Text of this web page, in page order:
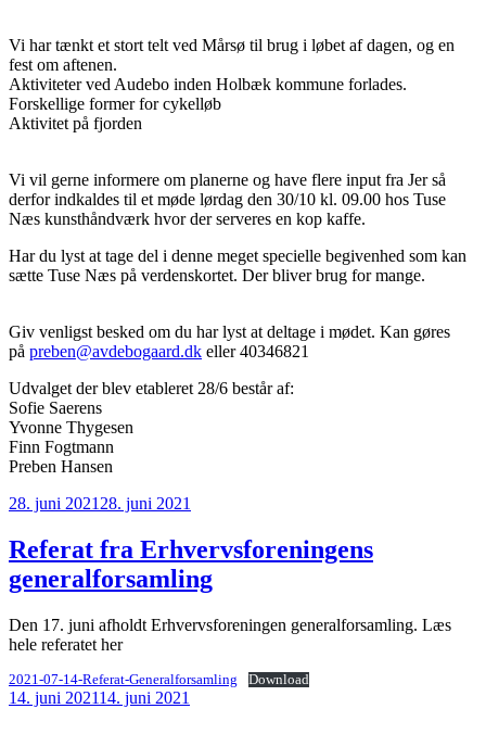
Vi har tænkt et stort telt ved Mårsø til brug i løbet af dagen, og en
fest om aftenen.
Aktiviteter ved Audebo inden Holbæk kommune forlades.
Forskellige former for cykelløb
Aktivitet på fjorden
Vi vil gerne informere om planerne og have flere input fra Jer så
derfor indkaldes til et møde lørdag den 30/10 kl. 09.00 hos Tuse
Næs kunsthåndværk hvor der serveres en kop kaffe.
Har du lyst at tage del i denne meget specielle begivenhed som kan
sætte Tuse Næs på verdenskortet. Der bliver brug for mange.
Giv venligst besked om du har lyst at deltage i mødet. Kan gøres
på preben@avdebogaard.dk eller 40346821
Udvalget der blev etableret 28/6 består af:
Sofie Saerens
Yvonne Thygesen
Finn Fogtmann
Preben Hansen
Udgivet
28. juni 202128. juni 2021
Referat fra Erhvervsforeningens
generalforsamling
Den 17. juni afholdt Erhvervsforeningen generalforsamling. Læs
hele referatet her
2021-07-14-Referat-Generalforsamling Download
Udgivet
14. juni 202114. juni 2021